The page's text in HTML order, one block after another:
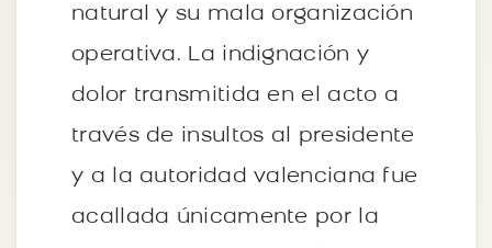
natural y su mala organización
operativa. La indignación y
dolor transmitida en el acto a
través de insultos al presidente
y a la autoridad valenciana fue
acallada únicamente por la